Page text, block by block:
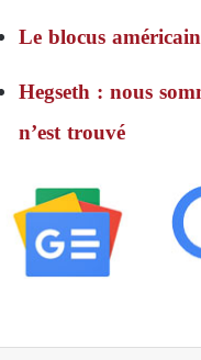
Le blocus
Hegseth : nous
n’est trouvé